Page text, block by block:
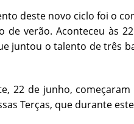
deste novo ciclo foi o
de verão. Aconteceu às
juntou o talento de três
22 de junho,
Terças, que durante